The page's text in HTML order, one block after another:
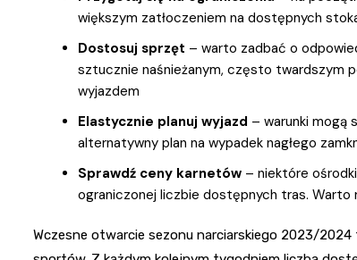
większym zatłoczeniem na dostępnych
Dostosuj sprzęt – warto zadbać o
sztucznie naśnieżanym, często twardszym
wyjazdem
Elastycznie planuj wyjazd – warunki mogą
alternatywny plan na wypadek nagłego
Sprawdź ceny karnetów – niektóre
ograniczonej liczbie dostępnych tras. Warto
Wczesne otwarcie sezonu narciarskiego 2023/